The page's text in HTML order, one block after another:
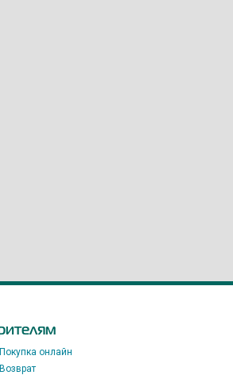
Покупка онлайн
Возврат